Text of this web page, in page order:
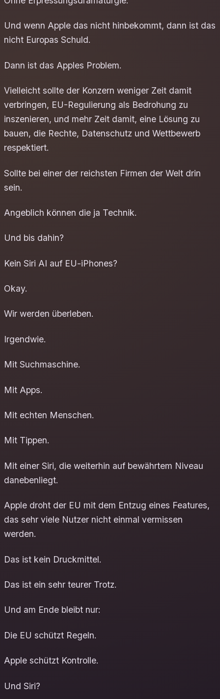
Und wenn Apple das nicht hinbekommt, dann ist das
nicht Europas Schuld.
Dann ist das Apples Problem.
Vielleicht sollte der Konzern weniger Zeit damit
verbringen, EU-Regulierung als Bedrohung zu
inszenieren, und mehr Zeit damit, eine Lösung zu
bauen, die Rechte, Datenschutz und Wettbewerb
respektiert.
Sollte bei einer der reichsten Firmen der Welt drin
sein.
Angeblich können die ja Technik.
Und bis dahin?
Kein Siri AI auf EU-iPhones?
Okay.
Wir werden überleben.
Irgendwie.
Mit Suchmaschine.
Mit Apps.
Mit echten Menschen.
Mit Tippen.
Mit einer Siri, die weiterhin auf bewährtem Niveau
danebenliegt.
Apple droht der EU mit dem Entzug eines Features,
das sehr viele Nutzer nicht einmal vermissen
werden.
Das ist kein Druckmittel.
Das ist ein sehr teurer Trotz.
Und am Ende bleibt nur:
Die EU schützt Regeln.
Apple schützt Kontrolle.
Und Siri?